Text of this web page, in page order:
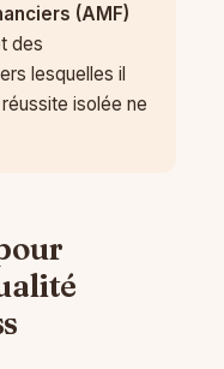
(AMF)
des
lesquelles il
isolée ne